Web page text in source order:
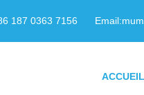
187 0363 7156 Email:
ACCUEIL